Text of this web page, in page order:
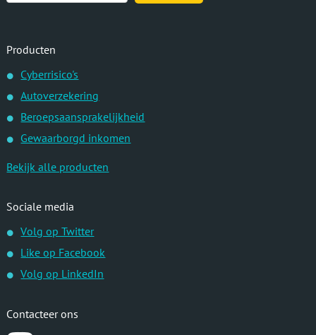
Producten
Cyberrisico's
Autoverzekering
Beroepsaansprakelijkheid
Gewaarborgd inkomen
Bekijk alle producten
Sociale media
Volg op Twitter
Like op Facebook
Volg op LinkedIn
Contacteer ons